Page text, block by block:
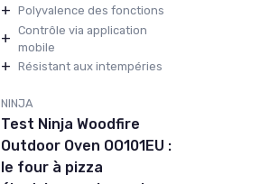
+ Polyvalence des fonctions
+ Contrôle via application
mobile
+ Résistant aux intempéries
NINJA
Test Ninja Woodfire
Outdoor Oven OO101EU :
le four à pizza